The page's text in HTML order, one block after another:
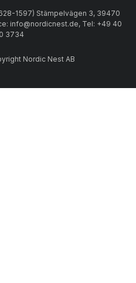
1597) Stämpelvägen 3, 39470
info@nordicnest.de, Tel: +49 40
3734
Nordic Nest AB